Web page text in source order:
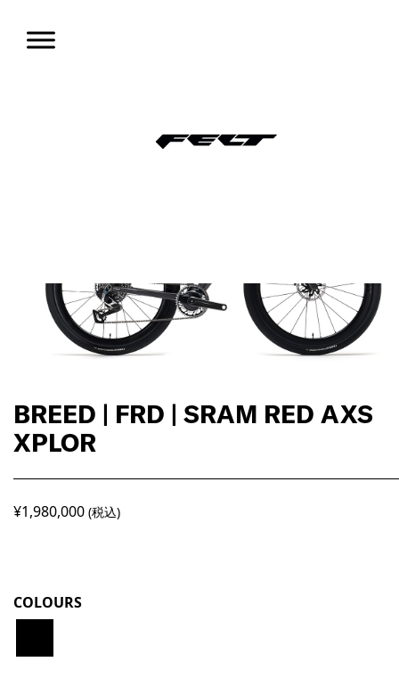
ン
BREED | FRD | SRAM RED AXS
XPLOR
¥1,980,000 (税込)
COLOURS